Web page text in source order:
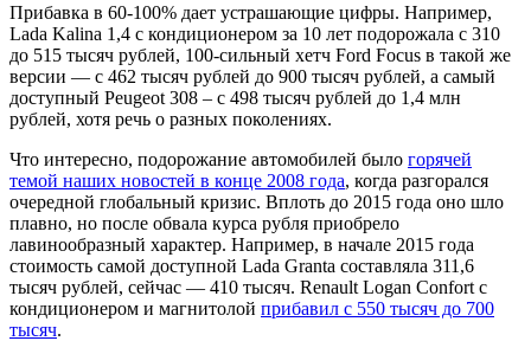
Прибавка в 60-100% дает устрашающие цифры. Например,
Lada Kalina 1,4 с кондиционером за 10 лет подорожала с 310
до 515 тысяч рублей, 100-сильный хетч Ford Focus в такой же
версии — с 462 тысяч рублей до 900 тысяч рублей, а самый
доступный Peugeot 308 – с 498 тысяч рублей до 1,4 млн
рублей, хотя речь о разных поколениях.
Что интересно, подорожание автомобилей было горячей
темой наших новостей в конце 2008 года, когда разгорался
очередной глобальный кризис. Вплоть до 2015 года оно шло
плавно, но после обвала курса рубля приобрело
лавинообразный характер. Например, в начале 2015 года
стоимость самой доступной Lada Granta составляла 311,6
тысяч рублей, сейчас — 410 тысяч. Renault Logan Confort с
кондиционером и магнитолой прибавил с 550 тысяч до 700
тысяч.